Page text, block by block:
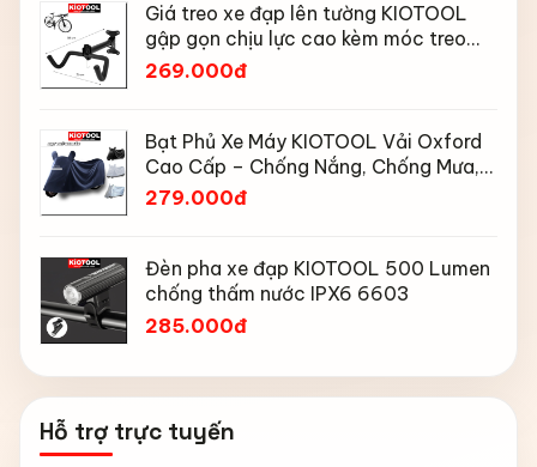
Giá treo xe đạp lên tường KIOTOOL
gập gọn chịu lực cao kèm móc treo
mũ bảo hiểm
269.000đ
Bạt Phủ Xe Máy KIOTOOL Vải Oxford
Cao Cấp – Chống Nắng, Chống Mưa,
Chống Bụi, Chống Tia UV, Có Phản
279.000đ
Đèn pha xe đạp KIOTOOL 500 Lumen
chống thấm nước IPX6 6603
285.000đ
Hỗ trợ trực tuyến